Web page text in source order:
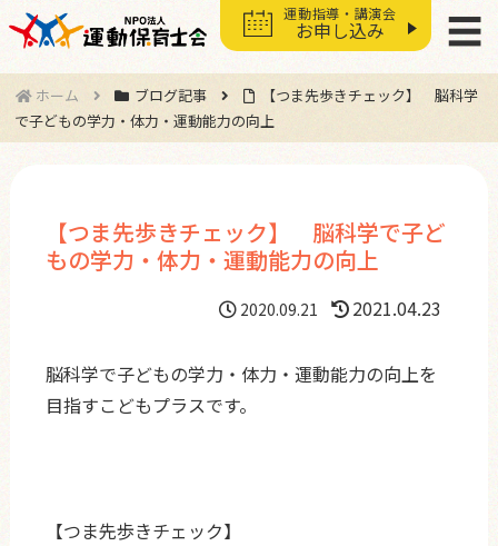
運動指導・講演会
お申し込み ☰
ホーム ブログ記事
【つま先歩きチェック】 脳科学
で子どもの学力・体力・運動能力の向上
【つま先歩きチェック】 脳科学で子ど
もの学力・体力・運動能力の向上
2020.09.21 2021.04.23
脳科学で子どもの学力・体力・運動能力の向上を
目指すこどもプラスです。
【つま先歩きチェック】